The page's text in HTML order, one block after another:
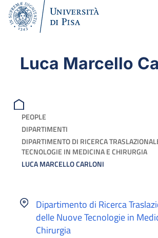
Luca Marcello
PEOPLE
DIPARTIMENTI
DIPARTIMENTO DI RICERCA
TECNOLOGIE IN MEDICINA E CHIRURGIA
LUCA MARCELLO CARLONI
Dipartimento di Ricerca
delle Nuove Tecnologie in
Chirurgia